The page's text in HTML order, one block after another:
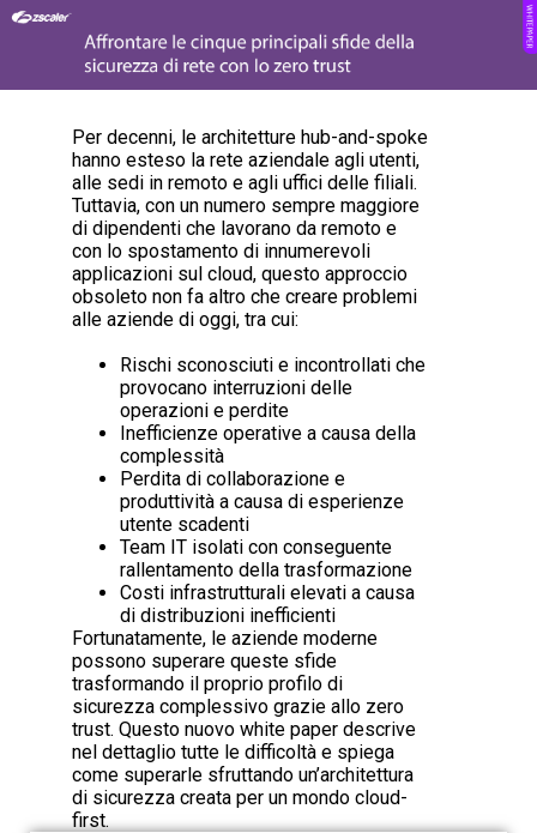
Per decenni, le architetture hub-and-spoke
hanno esteso la rete aziendale agli utenti,
alle sedi in remoto e agli uffici delle filiali.
Tuttavia, con un numero sempre maggiore
di dipendenti che lavorano da remoto e
con lo spostamento di innumerevoli
applicazioni sul cloud, questo approccio
obsoleto non fa altro che creare problemi
alle aziende di oggi, tra cui:
Rischi sconosciuti e incontrollati che
provocano interruzioni delle
operazioni e perdite
Inefficienze operative a causa della
complessità
Perdita di collaborazione e
produttività a causa di esperienze
utente scadenti
Team IT isolati con conseguente
rallentamento della trasformazione
Costi infrastrutturali elevati a causa
di distribuzioni inefficienti
Fortunatamente, le aziende moderne
possono superare queste sfide
trasformando il proprio profilo di
sicurezza complessivo grazie allo zero
trust. Questo nuovo white paper descrive
nel dettaglio tutte le difficoltà e spiega
come superarle sfruttando un’architettura
di sicurezza creata per un mondo cloud-
first.